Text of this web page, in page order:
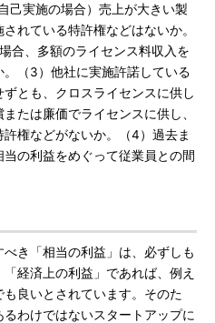
己実施の場合）売上が大きい製
れている特許権などはないか。
合、多額のライセンス料収入を
。（3）他社に実施許諾している
とも、クロスライセンスに供し
たは廉価でライセンスに供し、
権などがないか。（4）過去ま
の利益をめぐって従業員との間
き「相当の利益」は、必ずしも
経済上の利益」であれば、例え
良いとされています。そのた
わけではないスタートアップに